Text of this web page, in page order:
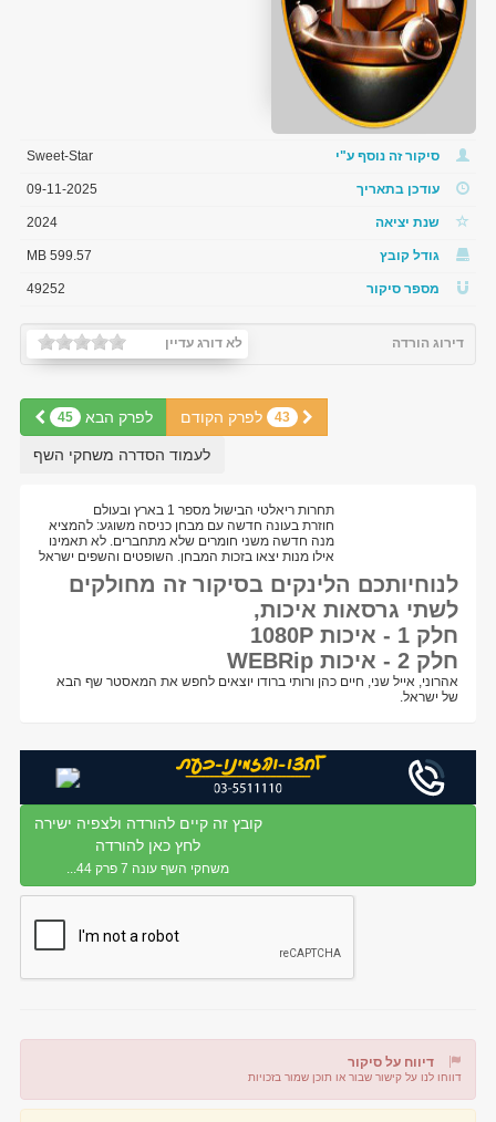
סיקור זה נוסף ע"י Sweet-Star
עודכן בתאריך 09-11-2025
שנת יציאה 2024
גודל קובץ 599.57 MB
מספר סיקור 49252
לא דורג עדיין דירוג הורדה
לפרק הבא 45 43 לפרק הקודם
לעמוד הסדרה משחקי השף
לנוחיותכם הלינקים בסיקור זה מחולקים
לשתי גרסאות איכות,
חלק 1 - איכות 1080P
חלק 2 - איכות WEBRip
תחרות ריאלטי הבישול מספר 1 בארץ ובעולם
חוזרת בעונה חדשה עם מבחן כניסה משוגע: להמציא
מנה חדשה משני חומרים שלא מתחברים. לא תאמינו
אילו מנות יצאו בזכות המבחן. השופטים והשפים ישראל
אהרוני, אייל שני, חיים כהן ורותי ברודו יוצאים לחפש את המאסטר שף הבא
של ישראל.
קובץ זה קיים להורדה ולצפיה ישירה
לחץ כאן להורדה
משחקי השף עונה 7 פרק 44...
דיווח על סיקור
דווחו לנו על קישור שבור או תוכן שמור בזכויות
דיווח על קישור שבור